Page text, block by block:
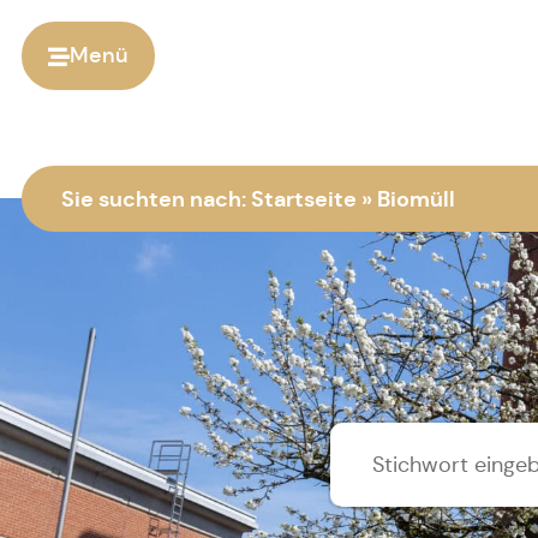
Menü
Sie suchten nach: Startseite » Biomüll